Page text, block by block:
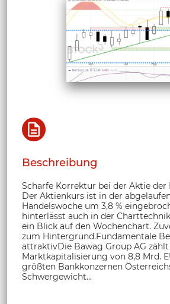
Beschreibung
Scharfe Korrektur bei der Aktie der
Der Aktienkurs ist in der
Handelswoche um 3,8 %
hinterlässt auch in der
ein Blick auf den Wochenchart.
zum Hintergrund.Fundamentale
attraktivDie Bawag Group AG
Marktkapitalisierung von 8,8 Mrd.
größten Bankkonzernen
Schwergewicht...